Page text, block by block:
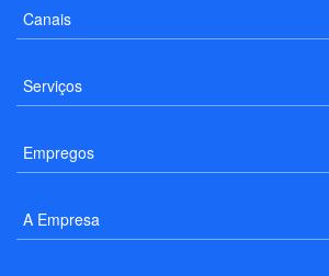
Canais
Serviços
Empregos
A Empresa